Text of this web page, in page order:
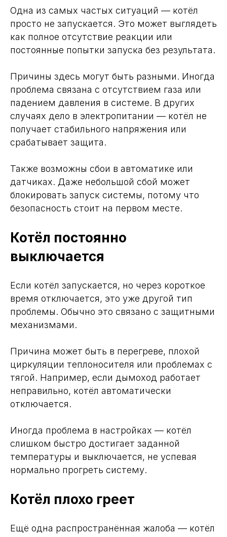
Одна из самых частых ситуаций — котёл
просто не запускается. Это может выглядеть
как полное отсутствие реакции или
постоянные попытки запуска без результата.
Причины здесь могут быть разными. Иногда
проблема связана с отсутствием газа или
падением давления в системе. В других
случаях дело в электропитании — котёл не
получает стабильного напряжения или
срабатывает защита.
Также возможны сбои в автоматике или
датчиках. Даже небольшой сбой может
блокировать запуск системы, потому что
безопасность стоит на первом месте.
Котёл постоянно
выключается
Если котёл запускается, но через короткое
время отключается, это уже другой тип
проблемы. Обычно это связано с защитными
механизмами.
Причина может быть в перегреве, плохой
циркуляции теплоносителя или проблемах с
тягой. Например, если дымоход работает
неправильно, котёл автоматически
отключается.
Иногда проблема в настройках — котёл
слишком быстро достигает заданной
температуры и выключается, не успевая
нормально прогреть систему.
Котёл плохо греет
Ещё одна распространённая жалоба — котёл